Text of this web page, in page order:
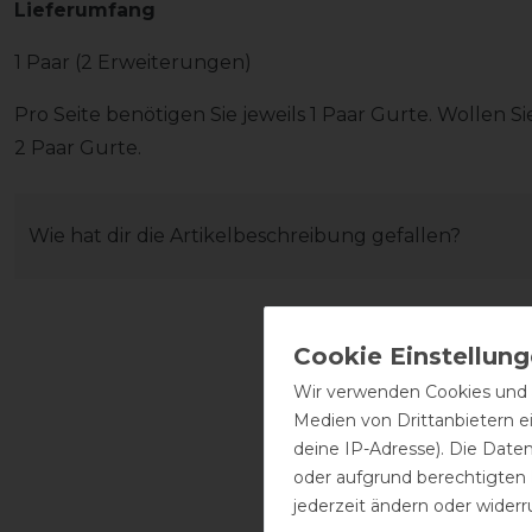
Lieferumfang
1 Paar (2 Erweiterungen)
Pro Seite benötigen Sie jeweils 1 Paar Gurte. Wollen
2 Paar Gurte.
Wie hat dir die Artikelbeschreibung gefallen?
Wir verwenden Cookies
Medien von Drittanbietern
deine IP-Adresse). Die
oder aufgrund berechtigten
jederzeit ändern oder